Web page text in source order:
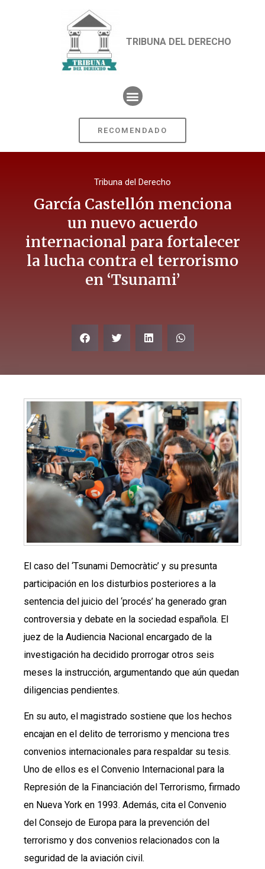
TRIBUNA DEL DERECHO
RECOMENDADO
Tribuna del Derecho
García Castellón menciona
un nuevo acuerdo
internacional para fortalecer
la lucha contra el terrorismo
en ‘Tsunami’
El caso del ‘Tsunami Democràtic’ y su presunta
participación en los disturbios posteriores a la
sentencia del juicio del ‘procés’ ha generado gran
controversia y debate en la sociedad española. El
juez de la Audiencia Nacional encargado de la
investigación ha decidido prorrogar otros seis
meses la instrucción, argumentando que aún quedan
diligencias pendientes.
En su auto, el magistrado sostiene que los hechos
encajan en el delito de terrorismo y menciona tres
convenios internacionales para respaldar su tesis.
Uno de ellos es el Convenio Internacional para la
Represión de la Financiación del Terrorismo, firmado
en Nueva York en 1993. Además, cita el Convenio
del Consejo de Europa para la prevención del
terrorismo y dos convenios relacionados con la
seguridad de la aviación civil.